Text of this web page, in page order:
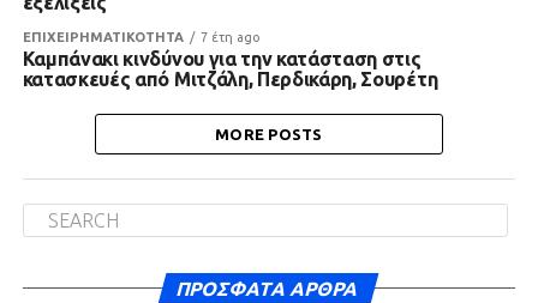
ΕΠΙΧΕΙΡΗΜΑΤΙΚΟΤΗΤΑ 7 έτη ago
Καμπάνακι κινδύνου για την κατάσταση στις
κατασκευές από Μιτζάλη, Περδικάρη, Σουρέτη
MORE POSTS
ΠΡΌΣΦΑΤΑ ΆΡΘΡΑ